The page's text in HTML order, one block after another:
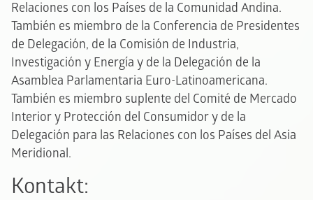
Relaciones con los Países de la Comunidad Andina.
También es miembro de la Conferencia de Presidentes
de Delegación, de la Comisión de Industria,
Investigación y Energía y de la Delegación de la
Asamblea Parlamentaria Euro-Latinoamericana.
También es miembro suplente del Comité de Mercado
Interior y Protección del Consumidor y de la
Delegación para las Relaciones con los Países del Asia
Meridional.
Kontakt: